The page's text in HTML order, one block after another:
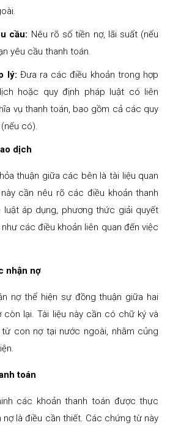
cầu: Nêu rõ số tiền nợ, lãi suất (nếu
yêu cầu thanh toán.
lý: Đưa ra các điều khoản trong hợp
hoặc quy định pháp luật có liên
vụ thanh toán, bao gồm cả các quy
có).
dịch
thuận giữa các bên là tài liệu quan
cần nêu rõ các điều khoản thanh
luật áp dụng, phương thức giải quyết
các điều khoản liên quan đến việc
nhận nợ
nợ thể hiện sự đồng thuận giữa hai
còn lại. Tài liệu này cần có chữ ký và
con nợ tại nước ngoài, nhằm củng
toán
các khoản thanh toán được thực
nợ là điều cần thiết. Các chứng từ này